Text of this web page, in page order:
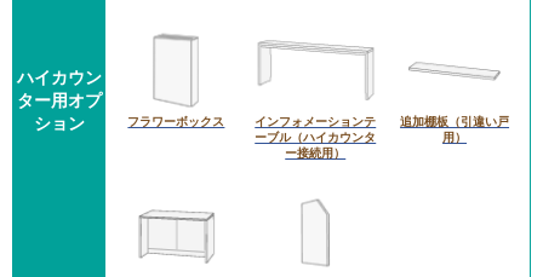
ハイカウン
ター用オプ
ション
フラワーボックス
インフォメーションテ
ーブル（ハイカウンタ
ー接続用）
追加棚板（引違い戸
用）